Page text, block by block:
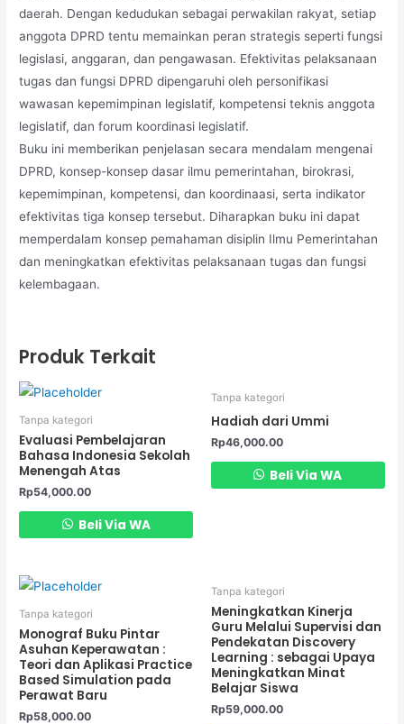
daerah. Dengan kedudukan sebagai perwakilan rakyat, setiap
anggota DPRD tentu memainkan peran strategis seperti fungsi
legislasi, anggaran, dan pengawasan. Efektivitas pelaksanaan
tugas dan fungsi DPRD dipengaruhi oleh personifikasi
wawasan kepemimpinan legislatif, kompetensi teknis anggota
legislatif, dan forum koordinasi legislatif.
Buku ini memberikan penjelasan secara mendalam mengenai
DPRD, konsep-konsep dasar ilmu pemerintahan, birokrasi,
kepemimpinan, kompetensi, dan koordinaasi, serta indikator
efektivitas tiga konsep tersebut. Diharapkan buku ini dapat
memperdalam konsep pemahaman disiplin Ilmu Pemerintahan
dan meningkatkan efektivitas pelaksanaan tugas dan fungsi
kelembagaan.
Produk Terkait
Tanpa kategori
Evaluasi Pembelajaran
Bahasa Indonesia Sekolah
Menengah Atas
Rp54,000.00
Beli Via WA
Tanpa kategori
Hadiah dari Ummi
Rp46,000.00
Beli Via WA
Tanpa kategori
Monograf Buku Pintar
Asuhan Keperawatan :
Teori dan Aplikasi Practice
Based Simulation pada
Perawat Baru
Rp58,000.00
Tanpa kategori
Meningkatkan Kinerja
Guru Melalui Supervisi dan
Pendekatan Discovery
Learning : sebagai Upaya
Meningkatkan Minat
Belajar Siswa
Rp59,000.00